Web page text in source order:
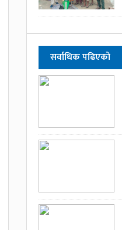
सर्वाधिक पढिएको